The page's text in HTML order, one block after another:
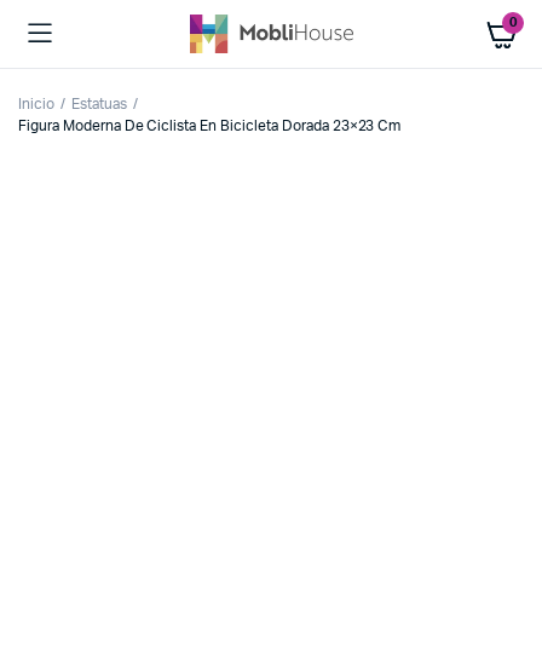
0
Inicio
Estatuas
Figura Moderna De Ciclista En Bicicleta Dorada 23×23 Cm